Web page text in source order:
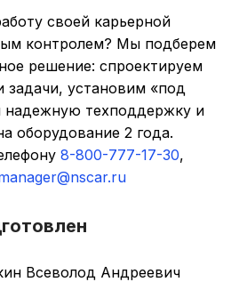
своей карьерной
контролем? Мы подберем
решение: спроектируем
задачи, установим «под
надежную техподдержку и
оборудование 2 года.
8-800-777-17-30,
Всеволод Андреевич